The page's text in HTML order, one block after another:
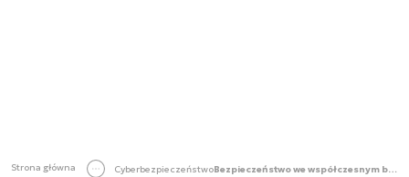
Strona główna Cyberbezpieczeństwo Bezpieczeństwo we współczesnym biznesie